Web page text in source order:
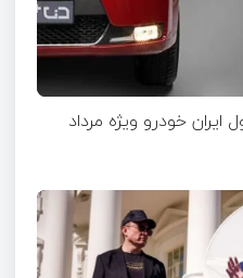
خودرو ویژه مرداد